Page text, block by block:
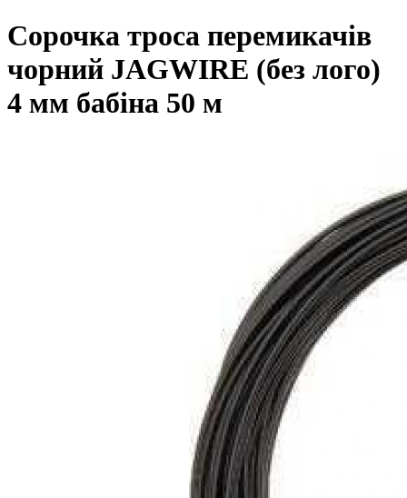
Сорочка троса перемикачів
чорний JAGWIRE (без лого)
4 мм бабіна 50 м